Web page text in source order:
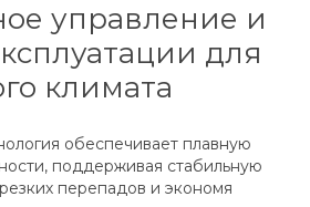
управление и
для
климата
обеспечивает плавную
поддерживая стабильную
перепадов и экономя